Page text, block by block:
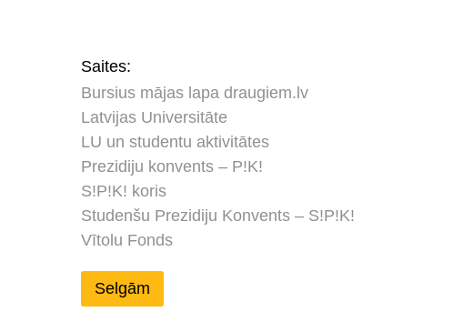
Saites:
Bursius mājas lapa draugiem.lv
Latvijas Universitāte
LU un studentu aktivitātes
Prezidiju konvents – P!K!
S!P!K! koris
Studenšu Prezidiju Konvents – S!P!K!
Vītolu Fonds
Selgām